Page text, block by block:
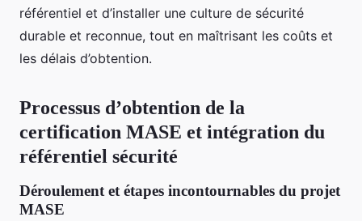
référentiel et d’installer une culture de sécurité
durable et reconnue, tout en maîtrisant les coûts et
les délais d’obtention.
Processus d’obtention de la
certification MASE et intégration du
référentiel sécurité
Déroulement et étapes incontournables du projet
MASE